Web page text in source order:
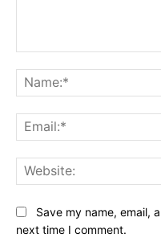
Save my name, email,
next time I comment.